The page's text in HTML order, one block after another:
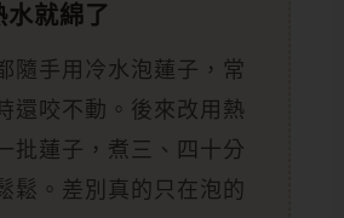
水就綿了
隨手用冷水泡蓮子，常
還咬不動。後來改用熱
批蓮子，煮三、四十分
鬆。差別真的只在泡的